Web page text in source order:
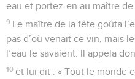
eau et portez-en au maître de
9 Le maître de la fête goûta
pas d’où venait ce vin, mais
l’eau le savaient. Il appela
10 et lui dit : « Tout le monde